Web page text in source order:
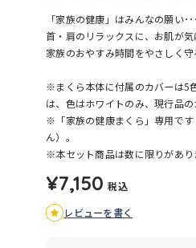
「家族の健康」はみんなの願い･･･
首・肩のリラックスに、お肌が
家族のおやすみ時間をやさしく守
※まくら本体に付属のカバーは5
は、色はホワイトのみ、現行品の
※「家族の健康まくら」専用で
ん）。
※本セット商品は数に限りがあり
¥7,150 税込
レビューを書く